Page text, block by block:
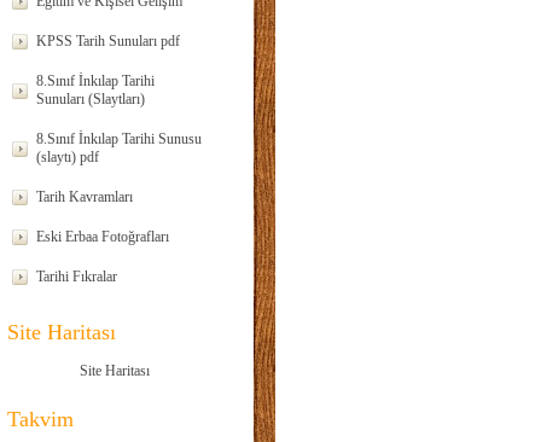
KPSS Tarih Sunuları pdf
8.Sınıf İnkılap Tarihi
Sunuları (Slaytları)
8.Sınıf İnkılap Tarihi Sunusu
(slaytı) pdf
Tarih Kavramları
Eski Erbaa Fotoğrafları
Tarihi Fıkralar
Site Haritası
Site Haritası
Takvim